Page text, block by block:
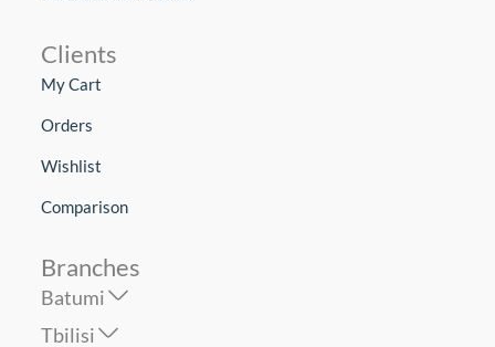
Clients
My Cart
Orders
Wishlist
Comparison
Branches
Batumi
Tbilisi